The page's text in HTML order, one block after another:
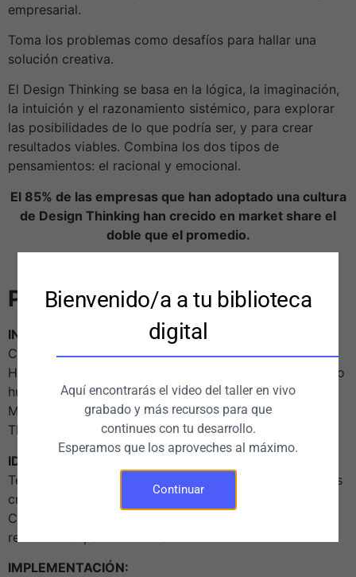
empresarial.
Toma los problemas como desafíos para hallar una
solución creativa.
‪El Design Thinking se basa en la lógica, la imaginación,
la intuición y el razonamiento sistémico, para explorar
las posibilidades de lo que podría ser, y para crear
resultados viables. Combina los dos tipos de
pensamientos: el racional y emocional.
El 85% de las empresas que han adoptado una cultura
de Design Thinking han crecido en market share el
doble que el promedio.
PROGRAMA
INMERSIÓN
Concepto y marco metodológico.
Historia de la evolución del pensamiento centrado en lo
humano.
Marco, momentos, fases y principios del Design
Thinking.
IDEACIÓN:
Técnicas colaborativas para el desarrollo de conceptos
creativos.
Confianza creativa y la gestión de equipos de alto
rendimiento para la innovación.
IMPLEMENTACIÓN:
Bienvenido/a a tu biblioteca
digital
Aquí encontrarás el video del taller en vivo
grabado y más recursos para que
continues con tu desarrollo.
Esperamos que los aproveches al máximo.
Continuar